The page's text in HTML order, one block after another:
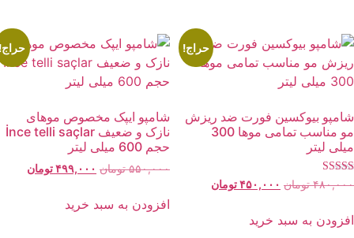
حراج!
بیوکسین فورت ضد ریزش
مو مناسب تمامی موها 300
لیتر
تومانقیمت
۴۵۰,۰۰۰تومانقیمت
به سبد خرید
حراج!
شامپو ایپک مخصوص موهای
نازک و ضعیف İnce telli saçlar
حجم 600 میلی لیتر
۵۵۰,۰۰۰ تومانقیمت
۴۹۹,۰۰۰تومانقیمت
افزودن به سبد خرید